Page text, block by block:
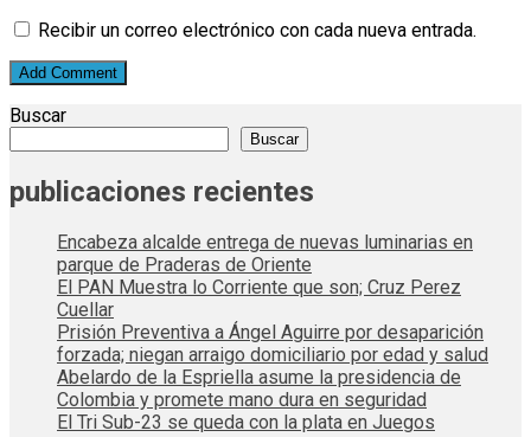
Recibir un correo electrónico con cada nueva entrada.
Buscar
Buscar
publicaciones recientes
Encabeza alcalde entrega de nuevas luminarias en
parque de Praderas de Oriente
El PAN Muestra lo Corriente que son; Cruz Perez
Cuellar
Prisión Preventiva a Ángel Aguirre por desaparición
forzada; niegan arraigo domiciliario por edad y salud
Abelardo de la Espriella asume la presidencia de
Colombia y promete mano dura en seguridad
El Tri Sub-23 se queda con la plata en Juegos